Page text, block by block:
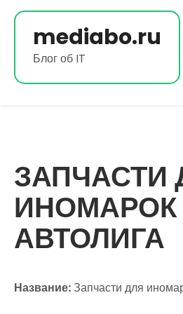
Перейти
содержимомуmediabo.ru
Блог об IT
ЗАПЧАСТИ
ИНОМАРОК
АВТОЛИГА
Название:Запчасти для